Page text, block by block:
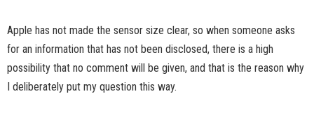
Apple has not made the sensor size clear, so when someone asks
for an information that has not been disclosed, there is a high
possibility that no comment will be given, and that is the reason why
I deliberately put my question this way.